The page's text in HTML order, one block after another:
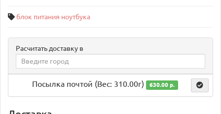
блок питания ноутбука
Расчитать доставку в
Посылка почтой (Вес: 310.00г) 630.00 р.